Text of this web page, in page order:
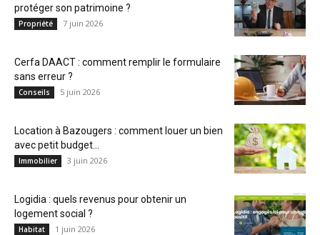
protéger son patrimoine ?
Propriété 7 juin 2026
Cerfa DAACT : comment remplir le formulaire
sans erreur ?
Conseils 5 juin 2026
Location à Bazougers : comment louer un bien
avec petit budget...
Immobilier 3 juin 2026
Logidia : quels revenus pour obtenir un
logement social ?
Habitat 1 juin 2026